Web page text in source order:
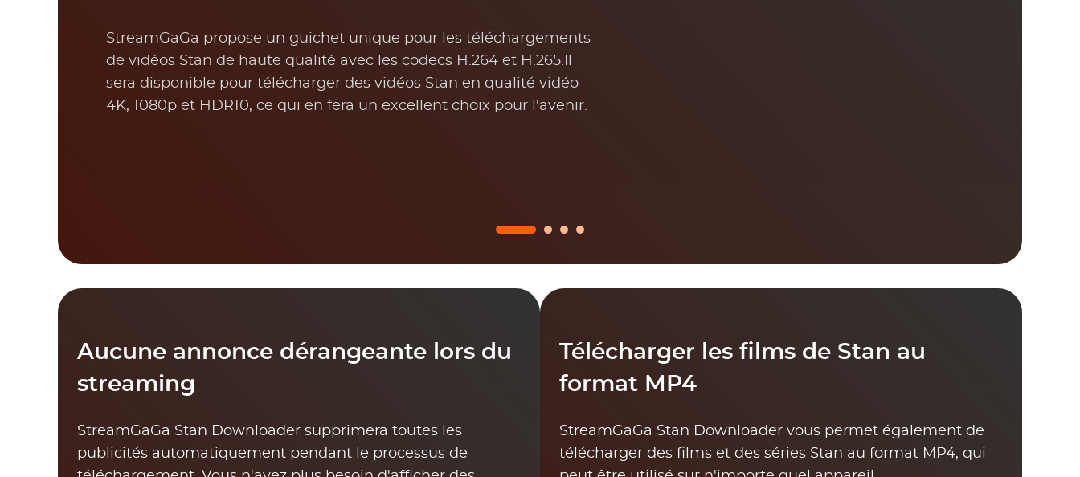
StreamGaGa propose un guichet unique pour les téléchargements
de vidéos Stan de haute qualité avec les codecs H.264 et H.265.Il
sera disponible pour télécharger des vidéos Stan en qualité vidéo
4K, 1080p et HDR10, ce qui en fera un excellent choix pour l'avenir.
Aucune annonce dérangeante lors du
streaming
StreamGaGa Stan Downloader supprimera toutes les
publicités automatiquement pendant le processus de
Télécharger les films de Stan au
format MP4
StreamGaGa Stan Downloader vous permet également de
télécharger des films et des séries Stan au format MP4, qui